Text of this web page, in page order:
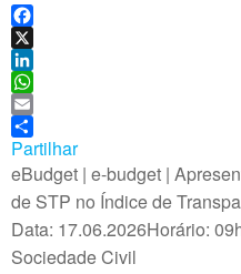
F
a
c
e
b
o
o
k
X
L
i
n
k
e
d
I
n
W
h
a
t
s
A
p
p
E
m
a
i
l
Partilhar
eBudget | e-budget |
de STP no Índice de
Data: 17.06.2026Horário:
Sociedade Civil